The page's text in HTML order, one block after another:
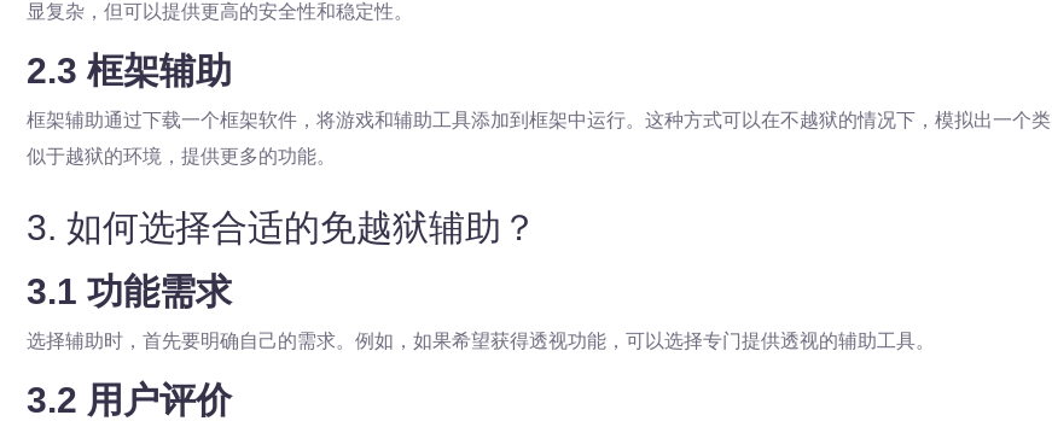
显复杂，但可以提供更高的安全性和稳定性。
2.3 框架辅助
框架辅助通过下载一个框架软件，将游戏和辅助工具添加到框架中运行。这种方式可以在不越狱的情况下，模拟出一个类
似于越狱的环境，提供更多的功能。
3. 如何选择合适的免越狱辅助？
3.1 功能需求
选择辅助时，首先要明确自己的需求。例如，如果希望获得透视功能，可以选择专门提供透视的辅助工具。
3.2 用户评价